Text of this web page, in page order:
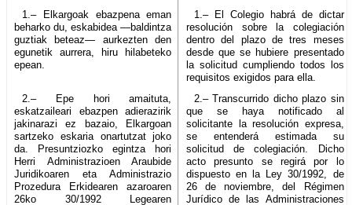
1.– Elkargoak ebazpena eman
beharko du, eskabidea —baldintza
guztiak beteaz— aurkezten den
egunetik aurrera, hiru hilabeteko
epean.
1.– El Colegio habrá de dictar
resolución sobre la colegiación
dentro del plazo de tres meses
desde que se hubiere presentado
la solicitud cumpliendo todos los
requisitos exigidos para ella.
2.– Epe hori amaituta,
eskatzaileari ebazpen adierazirik
jakinarazi ez bazaio, Elkargoan
sartzeko eskaria onartutzat joko
da. Presuntziozko egintza hori
Herri Administrazioen Araubide
Juridikoaren eta Administrazio
Prozedura Erkidearen azaroaren
26ko 30/1992 Legearen
2.– Transcurrido dicho plazo sin
que se haya notificado al
solicitante la resolución expresa,
se entenderá estimada su
solicitud de colegiación. Dicho
acto presunto se regirá por lo
dispuesto en la Ley 30/1992, de
26 de noviembre, del Régimen
Jurídico de las Administraciones